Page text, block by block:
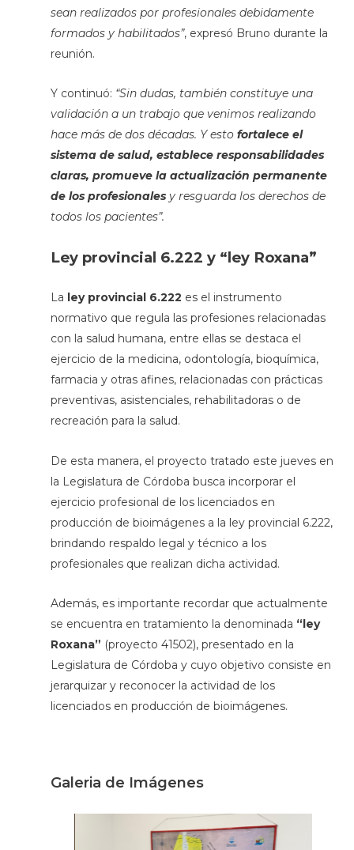
sean realizados por profesionales debidamente
formados y habilitados”, expresó Bruno durante la
reunión.
Y continuó: “Sin dudas, también constituye una
validación a un trabajo que venimos realizando
hace más de dos décadas. Y esto fortalece el
sistema de salud, establece responsabilidades
claras, promueve la actualización permanente
de los profesionalesy resguarda los derechos de
todos los pacientes”.
Ley provincial 6.222 y “ley Roxana”
La ley provincial 6.222 es el instrumento
normativo que regula las profesiones relacionadas
con la salud humana, entre ellas se destaca el
ejercicio de la medicina, odontología, bioquímica,
farmacia y otras afines, relacionadas con prácticas
preventivas, asistenciales, rehabilitadoras o de
recreación para la salud.
De esta manera, el proyecto tratado este jueves en
la Legislatura de Córdoba busca incorporar el
ejercicio profesional de los licenciados en
producción de bioimágenes a la ley provincial 6.222,
brindando respaldo legal y técnico a los
profesionales que realizan dicha actividad.
Además, es importante recordar que actualmente
se encuentra en tratamiento la denominada “ley
Roxana” (proyecto 41502), presentado en la
Legislatura de Córdoba y cuyo objetivo consiste en
jerarquizar y reconocer la actividad de los
licenciados en producción de bioimágenes.
Galeria de Imágenes